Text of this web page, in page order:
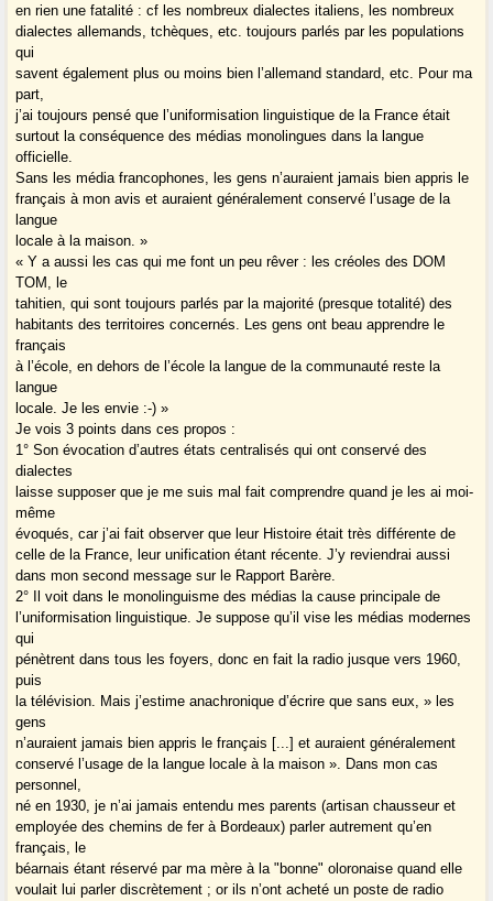
en rien une fatalité : cf les nombreux dialectes italiens, les nombreux
dialectes allemands, tchèques, etc. toujours parlés par les populations
qui
savent également plus ou moins bien l’allemand standard, etc. Pour ma
part,
j’ai toujours pensé que l’uniformisation linguistique de la France était
surtout la conséquence des médias monolingues dans la langue
officielle.
Sans les média francophones, les gens n’auraient jamais bien appris le
français à mon avis et auraient généralement conservé l’usage de la
langue
locale à la maison. »
« Y a aussi les cas qui me font un peu rêver : les créoles des DOM
TOM, le
tahitien, qui sont toujours parlés par la majorité (presque totalité) des
habitants des territoires concernés. Les gens ont beau apprendre le
français
à l’école, en dehors de l’école la langue de la communauté reste la
langue
locale. Je les envie :-) »
Je vois 3 points dans ces propos :
1° Son évocation d’autres états centralisés qui ont conservé des
dialectes
laisse supposer que je me suis mal fait comprendre quand je les ai moi-
même
évoqués, car j’ai fait observer que leur Histoire était très différente de
celle de la France, leur unification étant récente. J’y reviendrai aussi
dans mon second message sur le Rapport Barère.
2° Il voit dans le monolinguisme des médias la cause principale de
l’uniformisation linguistique. Je suppose qu’il vise les médias modernes
qui
pénètrent dans tous les foyers, donc en fait la radio jusque vers 1960,
puis
la télévision. Mais j’estime anachronique d’écrire que sans eux, » les
gens
n’auraient jamais bien appris le français [...] et auraient généralement
conservé l’usage de la langue locale à la maison ». Dans mon cas
personnel,
né en 1930, je n’ai jamais entendu mes parents (artisan chausseur et
employée des chemins de fer à Bordeaux) parler autrement qu’en
français, le
béarnais étant réservé par ma mère à la "bonne" oloronaise quand elle
voulait lui parler discrètement ; or ils n’ont acheté un poste de radio